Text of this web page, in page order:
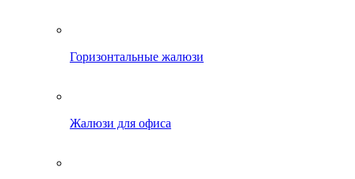
Горизонтальные жалюзи
Жалюзи для офиса